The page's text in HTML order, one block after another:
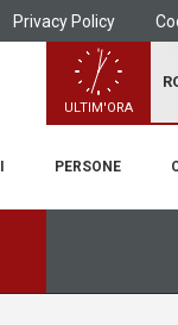
Privacy Policy
ULTIM'ORA
PERSONE